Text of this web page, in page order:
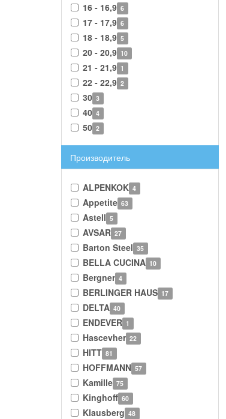
16 - 16,9 6
17 - 17,9 6
18 - 18,9 5
20 - 20,9 10
21 - 21,9 1
22 - 22,9 2
30 3
40 4
50 2
Производитель
ALPENKOK 4
Appetite 63
Astell 5
AVSAR 27
Barton Steel 35
BELLA CUCINA 10
Bergner 4
BERLINGER HAUS 17
DELTA 40
ENDEVER 1
Hascevher 22
HITT 81
HOFFMANN 57
Kamille 75
Kinghoff 60
Klausberg 48